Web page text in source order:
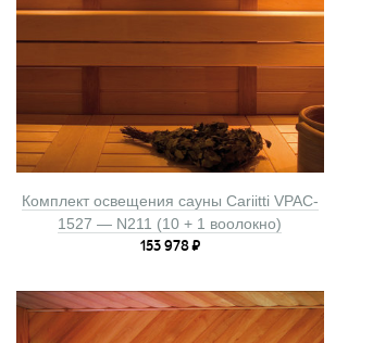
Комплект освещения сауны Cariitti VPAC-
1527 — N211 (10 + 1 воолокно)
153 978₽